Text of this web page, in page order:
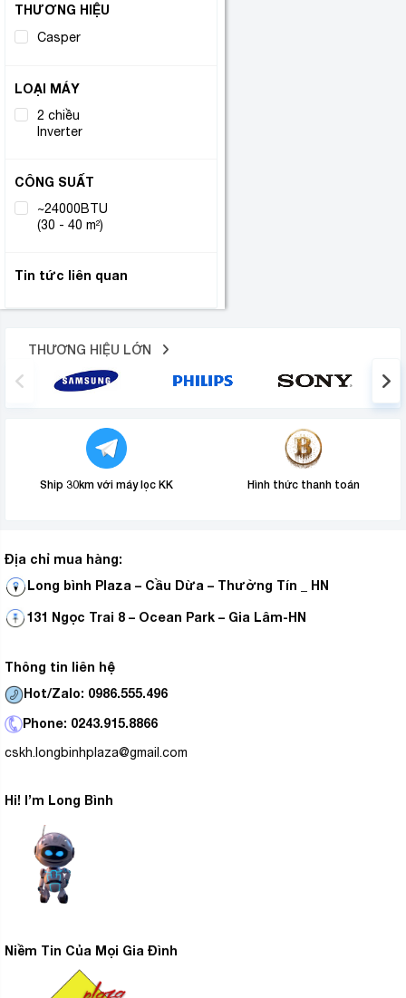
THƯƠNG HIỆU
Casper
LOẠI MÁY
2 chiều
Inverter
CÔNG SUẤT
~24000BTU
(30 - 40 m²)
Tin tức liên quan
THƯƠNG HIỆU LỚN
Ship 30km với máy lọc KK Hình thức thanh toán
Địa chỉ mua hàng:
Long bình Plaza – Cầu Dừa – Thường Tín _ HN
131 Ngọc Trai 8 – Ocean Park – Gia Lâm-HN
Thông tin liên hệ
Hot/Zalo: 0986.555.496
Phone: 0243.915.8866
cskh.longbinhplaza@gmail.com
Hi! I’m Long Bình
Niềm Tin Của Mọi Gia Đình